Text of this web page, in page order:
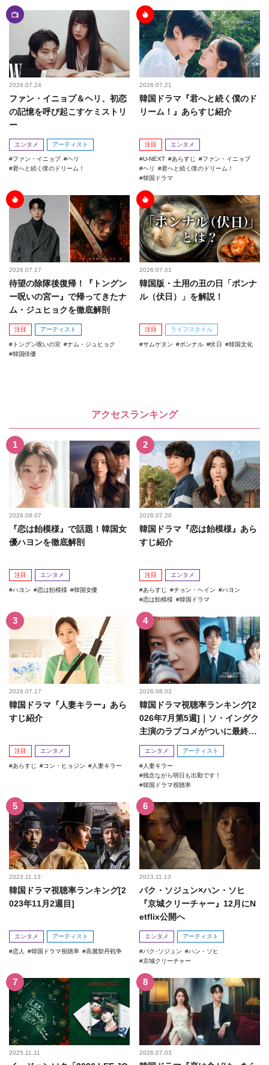
2026.07.24
ファン・イニョプ＆ヘリ、初恋
の記憶を呼び起こすケミストリ
ー
エンタメ アーティスト
ファン・イニョプ
ヘリ
君へと続く僕のドリーム！
2026.07.21
韓国ドラマ『君へと続く僕のド
リーム！』あらすじ紹介
注目 エンタメ
U-NEXT あらすじ
ファン・イニョプ
ヘリ
君へと続く僕のドリーム！
韓国ドラマ
2026.07.17
待望の除隊後復帰！『トングン
ー呪いの宮ー』で帰ってきたナ
ム・ジュヒョクを徹底解剖
注目 アーティスト
トングン呪いの宮
ナム・ジュヒョク
韓国俳優
2026.07.01
韓国版・土用の丑の日「ポンナ
ル（伏日）」を解説！
注目 ライフスタイル
サムゲタン ポンナル 伏日 韓国文化
アクセスランキング
2026.08.07
『恋は飴模様』で話題！韓国女
優ハヨンを徹底解剖
注目 エンタメ
ハヨン 恋は飴模様 韓国女優
2026.07.20
韓国ドラマ『恋は飴模様』あら
すじ紹介
注目 エンタメ
あらすじ チョン・ヘイン
ハヨン
恋は飴模様
韓国ドラマ
2026.07.17
韓国ドラマ『人妻キラー』あら
すじ紹介
注目 エンタメ
あらすじ コン・ヒョジン 人妻キラー
2026.08.03
韓国ドラマ視聴率ランキング[2
026年7月第5週]｜ソ・イングク
主演のラブコメがついに最終
回！
エンタメ アーティスト
人妻キラー
残念ながら明日も出勤です！
韓国ドラマ視聴率
2023.11.13
韓国ドラマ視聴率ランキング[2
023年11月2週目]
エンタメ アーティスト
恋人 韓国ドラマ視聴率 高麗契丹戦争
2023.11.13
パク・ソジュン×ハン・ソヒ
『京城クリーチャー』12月にN
etflix公開へ
エンタメ アーティスト
パク･ソジュン
ハン・ソヒ
京城クリーチャー
2025.11.11 2026.07.03